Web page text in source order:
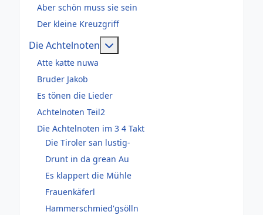
Aber schön muss sie sein
Der kleine Kreuzgriff
Die Achtelnoten
Atte katte nuwa
Bruder Jakob
Es tönen die Lieder
Achtelnoten Teil2
Die Achtelnoten im 3 4 Takt
Die Tiroler san lustig-
Drunt in da grean Au
Es klappert die Mühle
Frauenkäferl
Hammerschmied'gsölln